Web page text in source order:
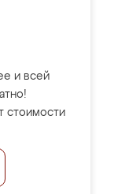
и всей
стоимости